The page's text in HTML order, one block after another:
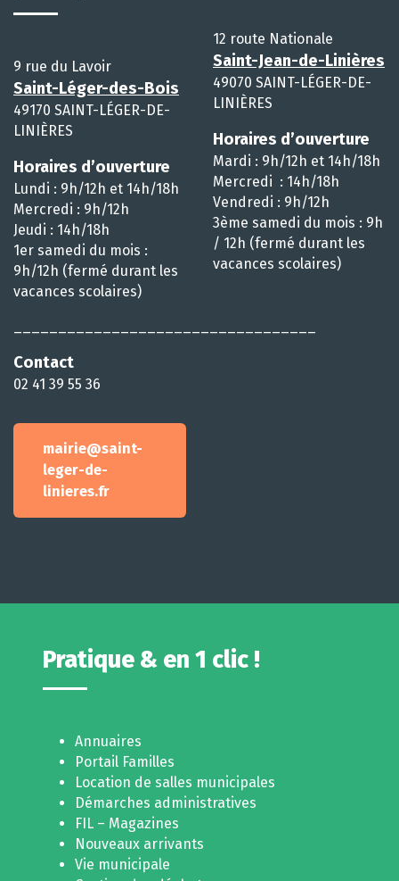
9 rue du Lavoir
Saint-Léger-des-Bois
49170 SAINT-LÉGER-DE-
LINIÈRES
Horaires d’ouverture
Lundi : 9h/12h et 14h/18h
Mercredi : 9h/12h
Jeudi : 14h/18h
1er samedi du mois :
9h/12h (fermé durant les
vacances scolaires)
Contact
02 41 39 55 36
mairie@saint-
leger-de-
linieres.fr
12 route Nationale
Saint-Jean-de-Linières
49070 SAINT-LÉGER-DE-
LINIÈRES
Horaires d’ouverture
Mardi : 9h/12h et 14h/18h
Mercredi : 14h/18h
Vendredi : 9h/12h
3ème samedi du mois : 9h
/ 12h (fermé durant les
vacances scolaires)
Pratique & en 1 clic !
Annuaires
Portail Familles
Location de salles municipales
Démarches administratives
FIL – Magazines
Nouveaux arrivants
Vie municipale